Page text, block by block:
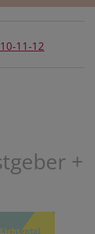
10-11-12
+